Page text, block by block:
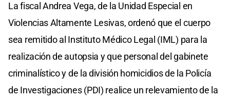
La fiscal Andrea Vega, de la Unidad Especial en
Violencias Altamente Lesivas, ordenó que el cuerpo
sea remitido al Instituto Médico Legal (IML) para la
realización de autopsia y que personal del gabinete
criminalístico y de la división homicidios de la Policía
de Investigaciones (PDI) realice un relevamiento de la